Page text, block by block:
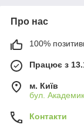
Про нас
100%
Працює з
м. Київ
бул.
Контакти